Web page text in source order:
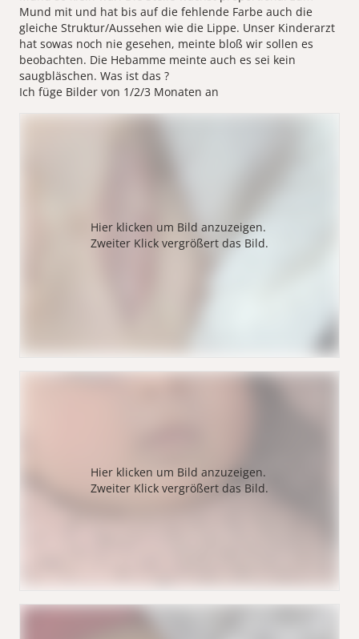
Mund mit und hat bis auf die fehlende Farbe auch die
gleiche Struktur/Aussehen wie die Lippe. Unser Kinderarzt
hat sowas noch nie gesehen, meinte bloß wir sollen es
beobachten. Die Hebamme meinte auch es sei kein
saugbläschen. Was ist das ?
Ich füge Bilder von 1/2/3 Monaten an